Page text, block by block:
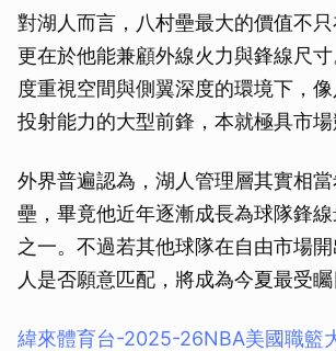
對湖人而言，八村壘最大的價值不只
更在於他能兼顧外線火力與鋒線尺
度重視空間與側翼深度的環境下，
投射能力的大型前鋒，本就極具市場
外界普遍認為，湖人管理層其實相
壘，畢竟他近年逐漸成長為球隊鋒
之一。不過若其他球隊在自由市場
人是否願意匹配，將成為今夏最受矚
緯來體育台-2025-26NBA美國職籃